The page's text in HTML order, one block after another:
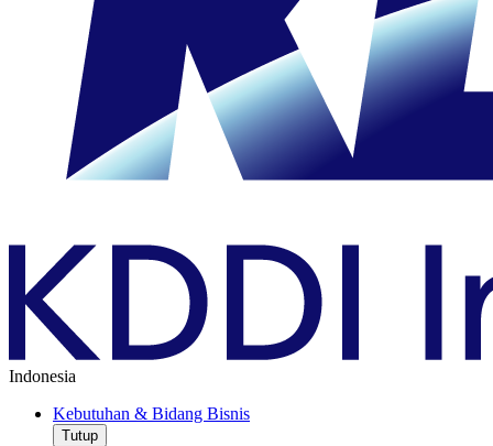
Indonesia
Kebutuhan & Bidang Bisnis
Tutup